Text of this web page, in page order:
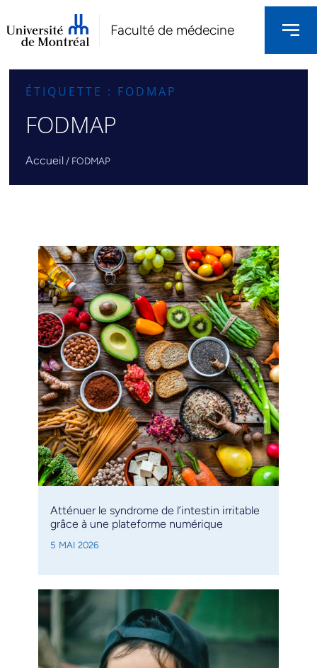
Faculté de médecine
ÉTIQUETTE : FODMAP
FODMAP
Accueil / FODMAP
Atténuer le syndrome de l’intestin irritable
grâce à une plateforme numérique
5 MAI 2026